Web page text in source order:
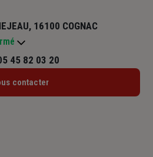
16100 COGNAC
: 09h – 17h
45 82 03 20
contacter